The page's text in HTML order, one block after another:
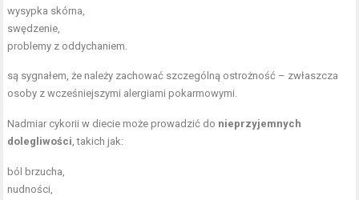
wysypka skórna,
swędzenie,
problemy z oddychaniem.
są sygnałem, że należy zachować szczególną ostrożność – zwłaszcza
osoby z wcześniejszymi alergiami pokarmowymi.
Nadmiar cykorii w diecie może prowadzić do nieprzyjemnych
dolegliwości, takich jak:
ból brzucha,
nudności,